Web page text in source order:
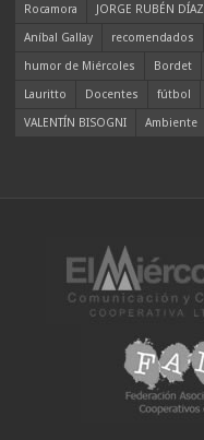
Rocamora
JORGE RUBÉN DÍAZ
Aníbal Gallay
recomendados
humor de Miércoles
Bordet
Lauritto
Docentes fútbol
VALENTÍN BISOGNI
Ambiente